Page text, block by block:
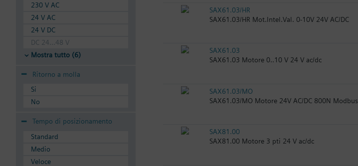
230 V AC
24 V AC
24 V DC
DC 24...48 V
Mostra tutto (6)
Ritorno a molla
Si
No
Tempo di posizionamento
Standard
Medio
Veloce
SAX61.03/HR
SAX61.03/HR Mot.Intel.Val. 0-10V 24V AC/DC
SAX61.03
SAX61.03 Motore 0..10 V 24 V ac/dc
SAX61.03/MO
SAX61.03/MO Motore 24V AC/DC 800N Modbus
SAX81.00
SAX81.00 Motore 3 pti 24 V ac/dc